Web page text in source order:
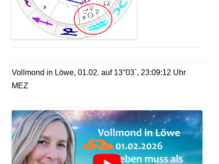
Vollmond in Löwe, 01.02. auf 13°03`, 23:09:12 Uhr
MEZ